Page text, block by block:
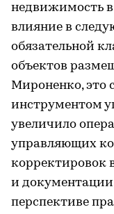
недвижимость
влияние в
обязательной
объектов
Мироненко, это
инструментом
увеличило
управляющих
корректировок
и
перспективе